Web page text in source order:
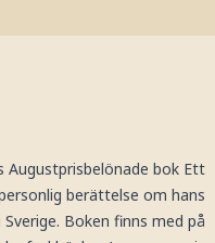
Augustprisbelönade bok Ett
berättelse om hans
Boken finns med på